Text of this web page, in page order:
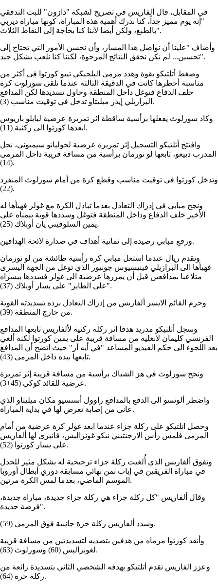
في المقابل، قال ألفاريس في تصريح لشبكة "دازون" للبث التدفقي
"إنه يوم مميز جداً، كنا ندرك أهمية هذه المباراة، كونها مباراة ديربي
بالطبع، ولكن أيضا لأننا كنا بحاجة إلى النقاط الثلاث".
وأضاف "علينا أن نواصل هذا المسار، وأن نحسن الأمور التي تحتاج إلى
تحسين... لم نكن نحقق النتائج المرجوة، لكننا كنا نلعب بشكل جيد".
وضغط أتلتيكو بقوة وهدد مرمى البلجيكي تيبو كورتوا في أكثر من
مناسبة أخطرها كانت في الدقيقة الثالثة عندما تلقى سورلوث كرة
خلف الدفاع فتوغل داخل المنطقة وحاول تسديدها لكن المدافع
البرازيلي إيدر ميليتاو تدخل في توقيت مناسب (3).
وكاد سورلوث يفعلها برأسية ساقطة اثر تمريرة عرضية لبابلو باريوس
ابعدها كورتوا الى ركنية (11).
وافتتح أتلتيكو التسجيل إثر تمريرة عرضية لجوليانو سيميوني، نجل
المدرب دييغو، تابعها لو نورمان برأسية من مسافة قريبة داخل المرمى
(14).
وتدخل كورتوا في توقيت مناسب وقطع كرة من أمام سورلوث المنفرد
(22).
ونجح مبابي في إدراك التعادل بعدما تبادل الكرة مع غولر فهيأها له
الأخير خلف الدفاع وداخل المنطقة فتوغل وسددها قوية بيمناه على
يمين السلوفيني يان أوبلاك (25).
ورفع مبابي رصيده إلى ثمانية أهداف في صدارة لائحة الهدافين.
وتقدم ريال عندما استغل مبابي كرة رأسية طائشة من لو نورمان
فهيأها الى البرازيلي فينيسيوس جونيور الذي توغل من الجهة اليسرى
متلاعبا بمدافعين قبل أن يمررها عرضية الى غولر فسددها بيسراه
"على الطاير" على يسار أوبلاك (37).
وحرم القائم الايسر ألفاريس من إدراك التعادل برده تسديدته القوية
من خارج المنطقة (39).
وسجل أتلتيكو مدريد هدفا اثر ركلة ركنية لألفاريس تابعها المدافع
الفرنسي كليمان لانغليه من مسافة قريبة على يمين كورتوا لكنه ألغي
بعد اللجوء الى حكم الفيديو المساعد "في أيه آر" حيث اتضح أن المدافع
تابعها بيده داخل المرمى (43).
ونجح سورلوث في هز الشباك برأسية من مسافة قريبة إثر تمريرة
عرضية للقائد كوكي (45+3).
واضطر ألونسو الى الدفع بالمدافع راوول أسنسيو مكان ميليتاو الذي
عانى من إصابة تعرض لها في بداية المباراة.
وحصل اتلتيكو على ركلة جزاء عندما ابعد غولر كرة عرضية من أمام
المرمى فلمس رأس الارجنتيني نيكو غونزاليس، فانبرى لها ألفاريس
على يسار كورتوا (52).
وتفوق ألفاريس الذي أُلغيت ركلة جزاء ترجيحية له بشكل مثير للجدل
في مباراة الفريقين في إياب ثمن نهائي مسابقة دوري أبطال أوروبا
الموسم الماضي، بعدما لمس الكرة مرتين.
وقال ألفاريس "كل ركلة جزاء هي ركلة جزاء جديدة، مباراة جديدة،
فرصة جديدة".
وسدد ألفاريس ركلة حرة جانبية فوق المرمى (59).
وأنقذ كورتوا مرماه من هدفين بتصديه لتسديدتين من مسافة قريبة
لغونزاليس (60) وسورلوث (63).
وعزز الفاريس تقدم أتلتيكو بهدفه الشخصي الثاني بتسديدة رائعة من
ركلة حرة (64).